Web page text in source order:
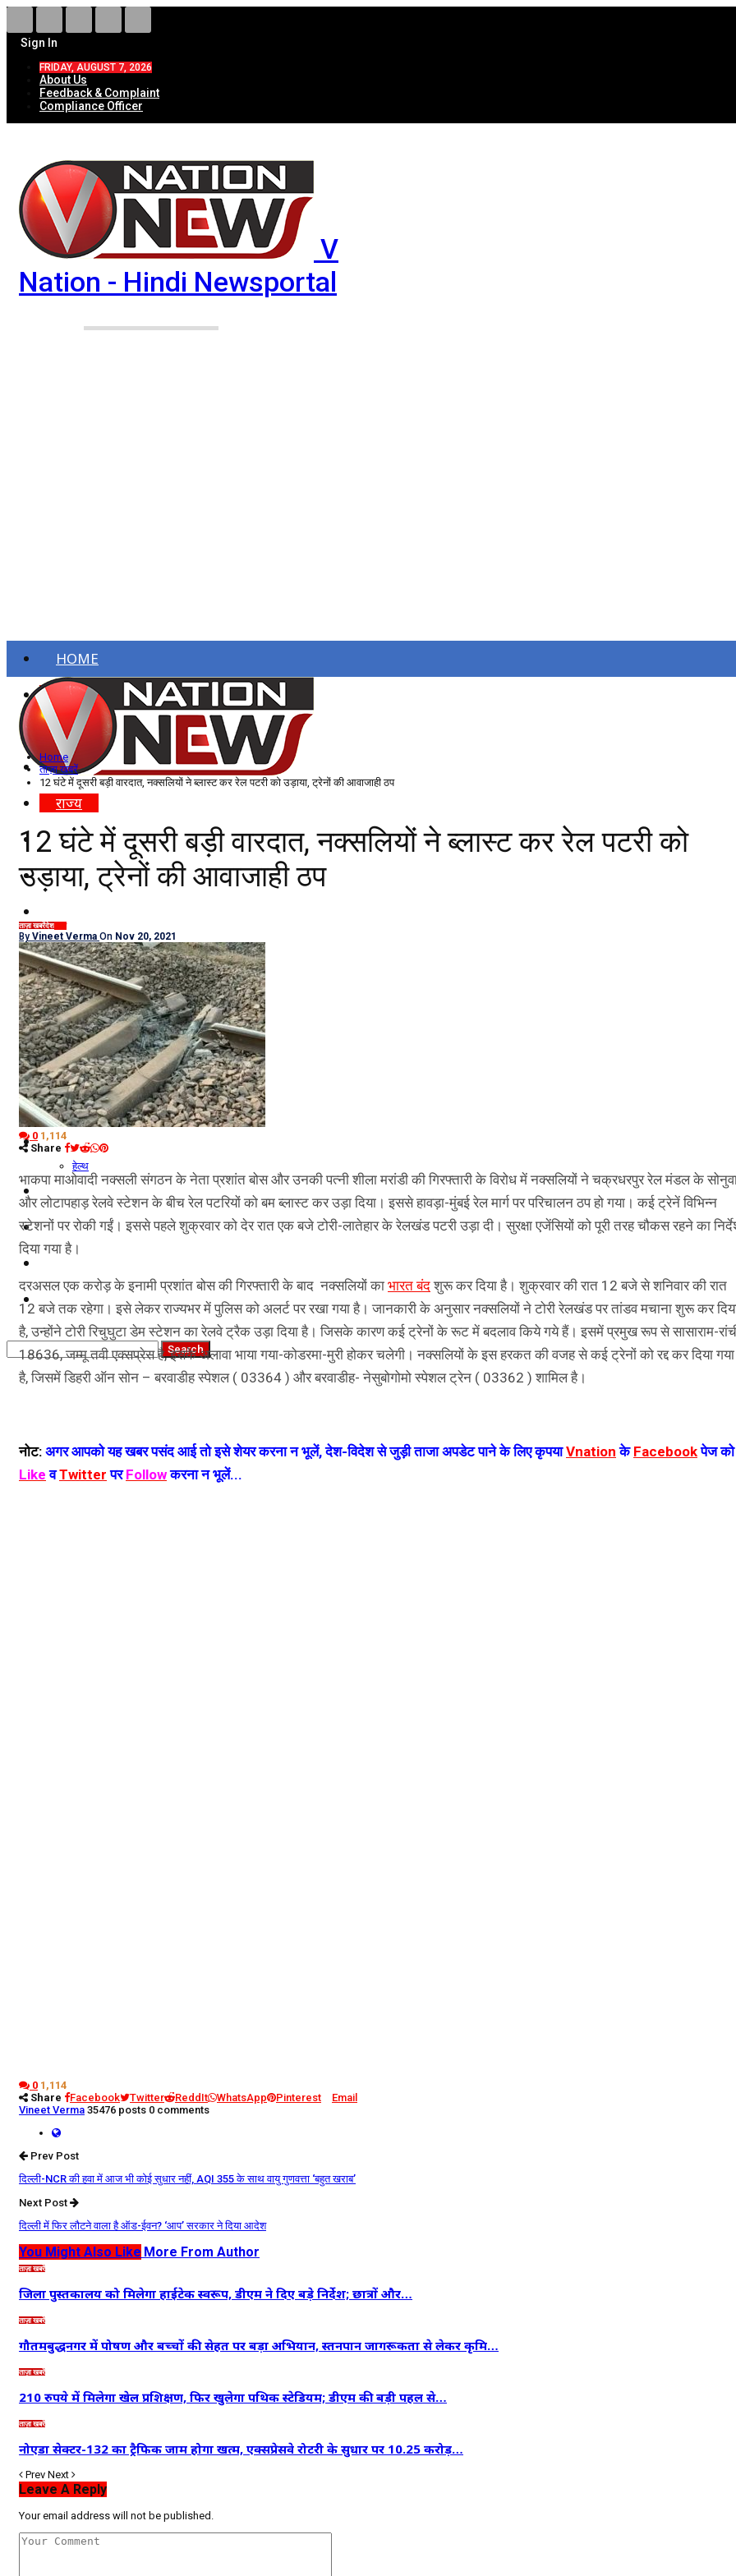
Sign In
FRIDAY, AUGUST 7, 2026
About Us
Feedback & Complaint
Compliance Officer
V
Nation - Hindi Newsportal
HOME
ताज़ा खबरें
देश
विदेश
राज्य
उत्तर प्रदेश
नोएडा
राजनीति
कारोबार
खेल
मनोरंजन
शिक्षा
नौकरियां
जीवन शैली
हेल्थ
क्राइम
कृषि
विज्ञान तकनीकी
Home
ताज़ा खबरें
12 घंटे में दूसरी बड़ी वारदात, नक्सलियों ने ब्लास्ट कर रेल पटरी को उड़ाया, ट्रेनों की आवाजाही ठप
12 घंटे में दूसरी बड़ी वारदात, नक्सलियों ने ब्लास्ट कर रेल पटरी को
उड़ाया, ट्रेनों की आवाजाही ठप
ताज़ा खबरेंदेश
By Vineet Verma On Nov 20, 2021
0 1,114
Share
भाकपा माओवादी नक्सली संगठन के नेता प्रशांत बोस और उनकी पत्नी शीला मरांडी की गिरफ्तारी के विरोध में नक्सलियों ने चक्रधरपुर रेल मंडल के
और लोटापहाड़ रेलवे स्टेशन के बीच रेल पटरियों को बम ब्लास्ट कर उड़ा दिया। इससे हावड़ा-मुंबई रेल मार्ग पर परिचालन ठप हो गया। कई ट्रेनें विभिन्न
स्टेशनों पर रोकी गईं। इससे पहले शुक्रवार को देर रात एक बजे टोरी-लातेहार के रेलखंड पटरी उड़ा दी। सुरक्षा एजेंसियों को पूरी तरह चौकस रहने का
दिया गया है।
दरअसल एक करोड़ के इनामी प्रशांत बोस की गिरफ्तारी के बाद नक्सलियों का भारत बंदशुरू कर दिया है। शुक्रवार की रात 12 बजे से शनिवार की रात
12 बजे तक रहेगा। इसे लेकर राज्यभर में पुलिस को अलर्ट पर रखा गया है। जानकारी के अनुसार नक्सलियों ने टोरी रेलखंड पर तांडव मचाना शुरू कर
है, उन्होंने टोरी रिचुघुटा डेम स्टेशन का रेलवे ट्रैक उड़ा दिया है। जिसके कारण कई ट्रेनों के रूट में बदलाव किये गये हैं। इसमें प्रमुख रूप से सासाराम-
18636, जम्मू तवी एक्सप्रेस है, इसके अलावा भाया गया-कोडरमा-मुरी होकर चलेगी। नक्सलियों के इस हरकत की वजह से कई ट्रेनों को रद्द कर दिया गया
है, जिसमें डिहरी ऑन सोन – बरवाडीह स्पेशल ( 03364 ) और बरवाडीह- नेसुबोगोमो स्पेशल ट्रेन ( 03362 ) शामिल है।
नोट: अगर आपको यह खबर पसंद आई तो इसे शेयर करना न भूलें, देश-विदेश से जुड़ी ताजा अपडेट पाने के लिए कृपयाVnation के Facebookपेज को
Like वTwitter परFollowकरना न भूलें...
0 1,114
Share
Facebook Twitter ReddIt WhatsApp Pinterest
Email
Vineet Verma 35476 posts 0 comments
Prev Post
दिल्ली-NCR की हवा में आज भी कोई सुधार नहीं, AQI 355 के साथ वायु गुणवत्ता ‘बहुत खराब’
Next Post
दिल्ली में फिर लौटने वाला है ऑड-ईवन? ‘आप’ सरकार ने दिया आदेश
You Might Also Like More From Author
ताज़ा खबरें
जिला पुस्तकालय को मिलेगा हाईटेक स्वरूप, डीएम ने दिए बड़े निर्देश; छात्रों और…
ताज़ा खबरें
गौतमबुद्धनगर में पोषण और बच्चों की सेहत पर बड़ा अभियान, स्तनपान जागरूकता से लेकर कृमि…
ताज़ा खबरें
210 रुपये में मिलेगा खेल प्रशिक्षण, फिर खुलेगा पथिक स्टेडियम; डीएम की बड़ी पहल से…
ताज़ा खबरें
नोएडा सेक्टर-132 का ट्रैफिक जाम होगा खत्म, एक्सप्रेसवे रोटरी के सुधार पर 10.25 करोड़…
Prev Next
Leave A Reply
Your email address will not be published.